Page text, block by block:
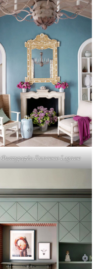
Φωτογραφία: Francesco Lagnese